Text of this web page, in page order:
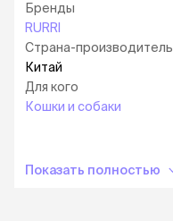
Бренды
RURRI
Страна-производитель
Китай
Для кого
Кошки и собаки
Показать полностью